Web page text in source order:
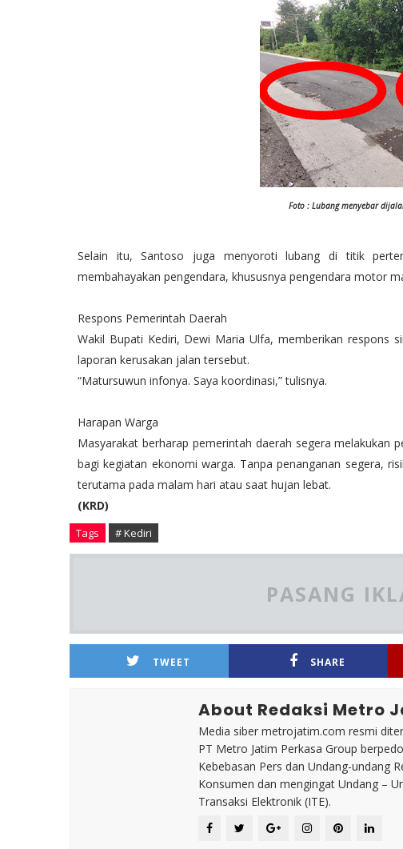
Foto : Lubang menyebar
Selain itu, Santoso juga menyoroti lubang di titik
membahayakan pengendara, khususnya pengendara motor
Respons Pemerintah Daerah
Wakil Bupati Kediri, Dewi Maria Ulfa, memberikan respons
laporan kerusakan jalan tersebut.
“Matursuwun infonya. Saya koordinasi,” tulisnya.
Harapan Warga
Masyarakat berharap pemerintah daerah segera melakukan
bagi kegiatan ekonomi warga. Tanpa penanganan segera,
terutama pada malam hari atau saat hujan lebat.
(KRD)
Tags # Kediri
PASANG
TWEET SHARE
About Redaksi Metro
Media siber metrojatim.com resmi
PT Metro Jatim Perkasa Group
Kebebasan Pers dan Undang-undang
Konsumen dan mengingat Undang –
Transaksi Elektronik (ITE).